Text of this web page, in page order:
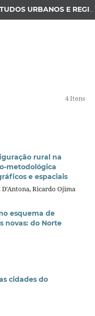
4 Itens
rural na
metodológica
e espaciais
Ricardo Ojima
esquema de
novas: do Norte
cidades do